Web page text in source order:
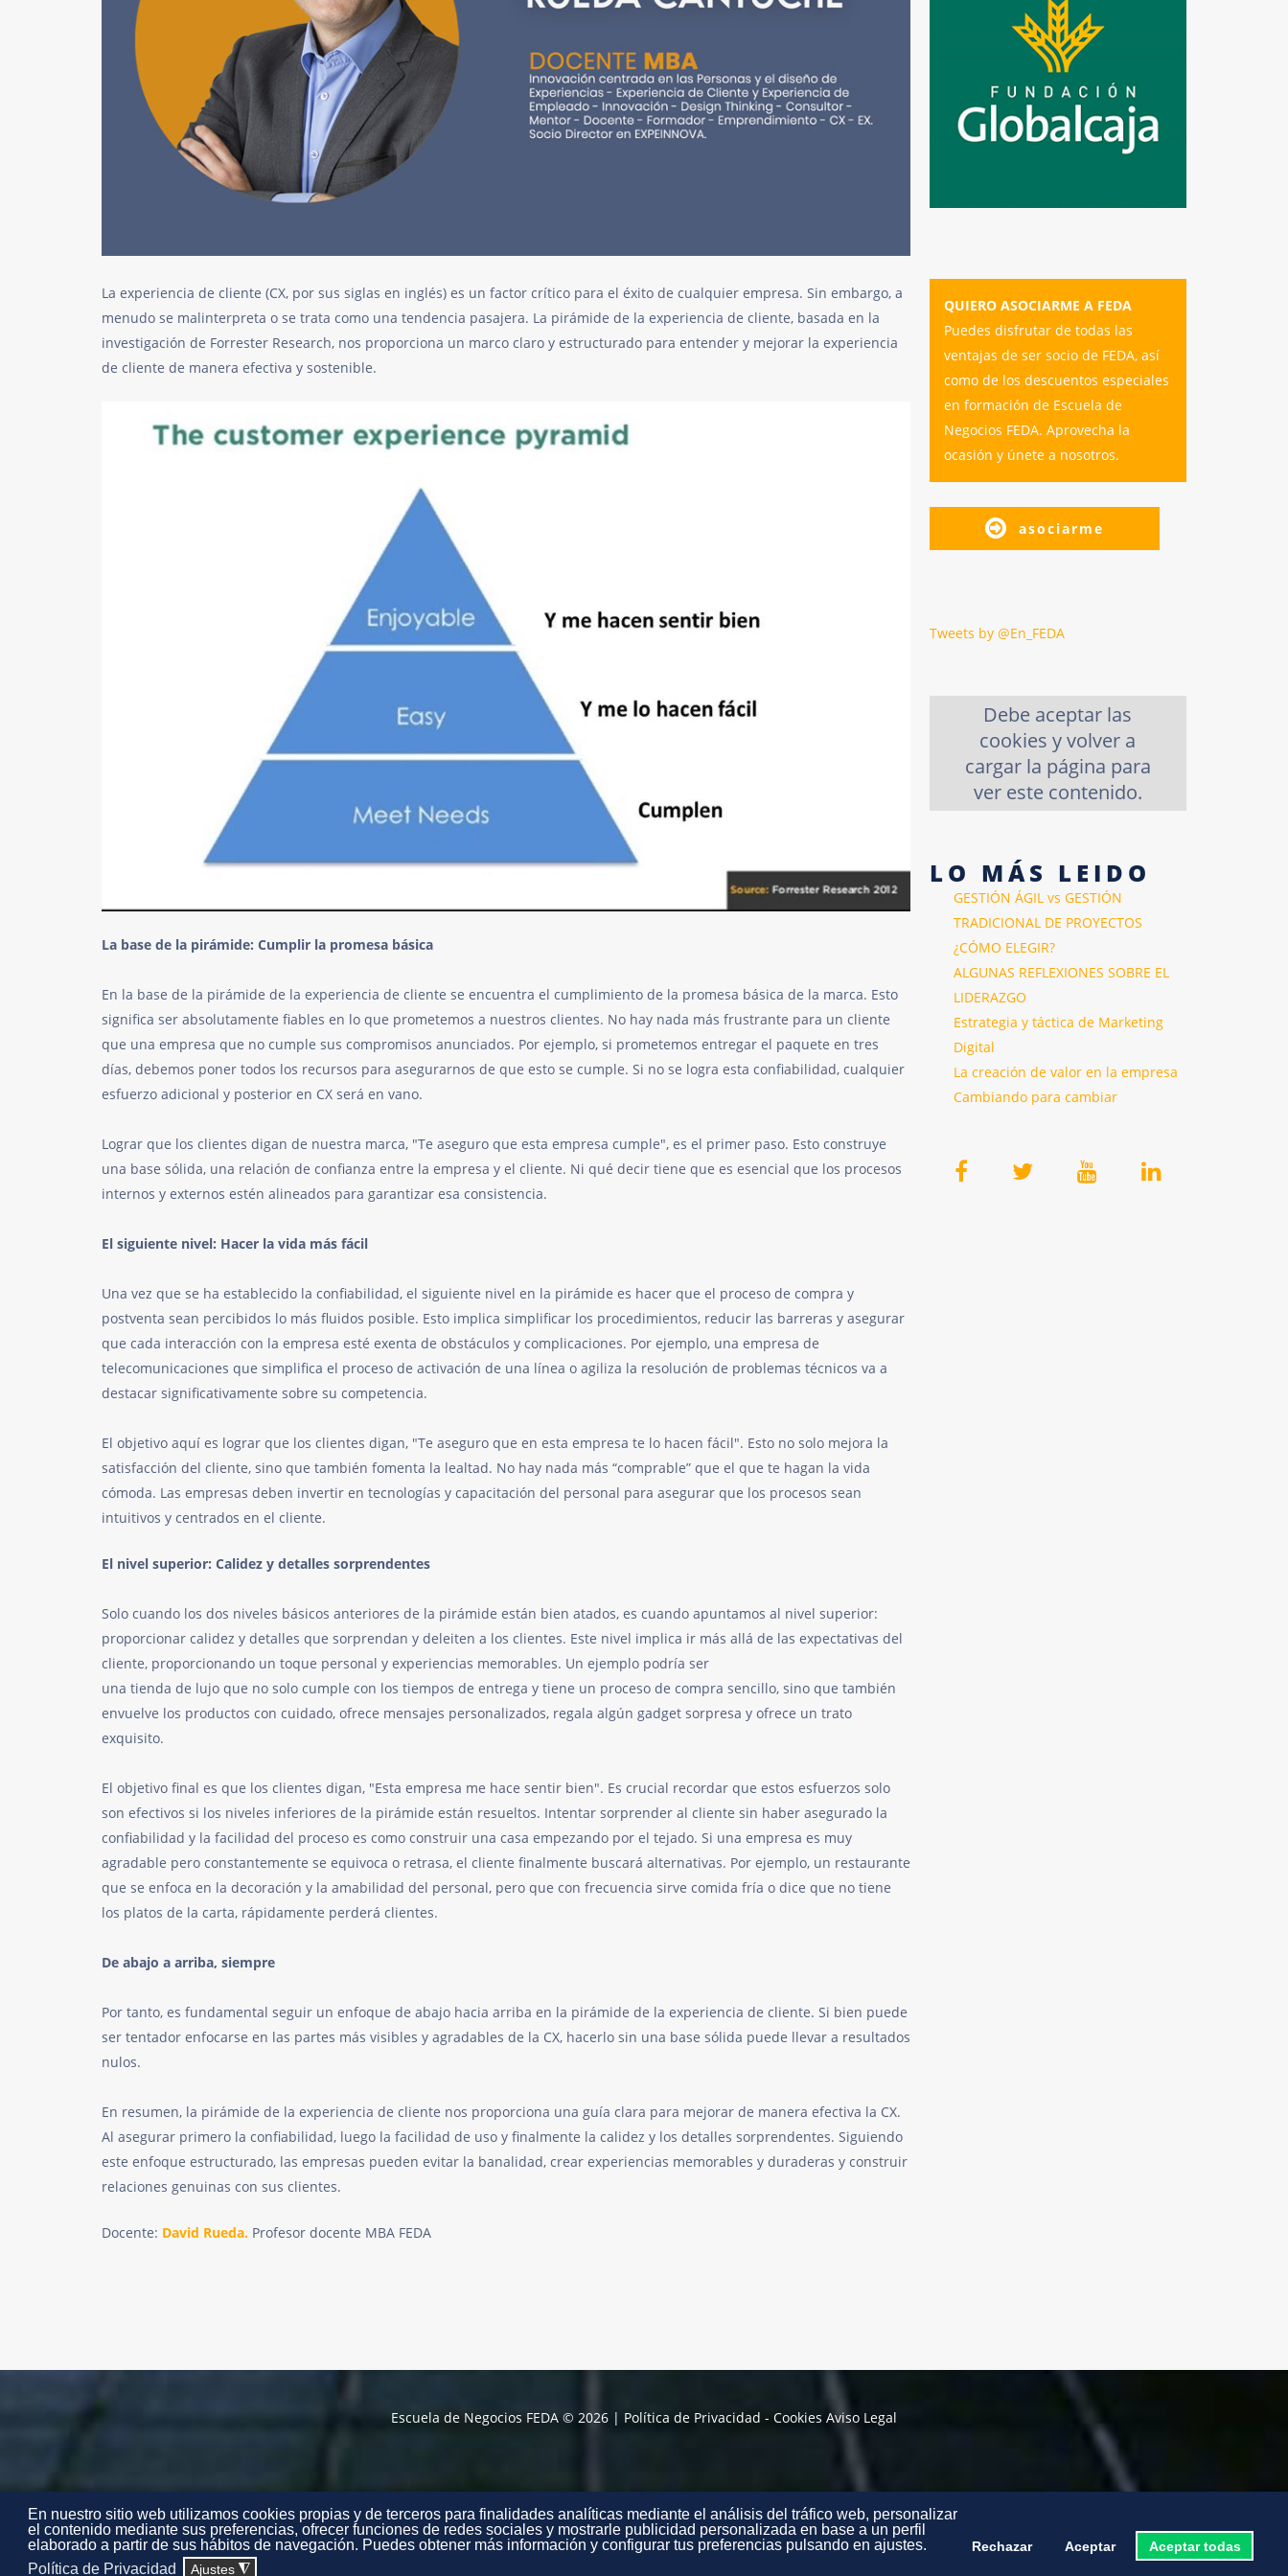
En nuestro sitio web utilizamos cookies propias y de terceros para finalidades analíticas mediante el análisis del tráfico web, personalizar
el contenido mediante sus preferencias, ofrecer funciones de redes sociales y mostrarle publicidad personalizada en base a un perfil
elaborado a partir de sus hábitos de navegación. Puedes obtener más información y configurar tus preferencias pulsando en ajustes.
Política de Privacidad
Ajustes ◮
Rechazar Aceptar Aceptar todas
La experiencia de cliente (CX, por sus siglas en inglés) es un factor crítico para el éxito de cualquier empresa. Sin embargo, a
menudo se malinterpreta o se trata como una tendencia pasajera. La pirámide de la experiencia de cliente, basada en la
investigación de Forrester Research, nos proporciona un marco claro y estructurado para entender y mejorar la experiencia
de cliente de manera efectiva y sostenible.
La base de la pirámide: Cumplir la promesa básica
En la base de la pirámide de la experiencia de cliente se encuentra el cumplimiento de la promesa básica de la marca. Esto
significa ser absolutamente fiables en lo que prometemos a nuestros clientes. No hay nada más frustrante para un cliente
que una empresa que no cumple sus compromisos anunciados. Por ejemplo, si prometemos entregar el paquete en tres
días, debemos poner todos los recursos para asegurarnos de que esto se cumple. Si no se logra esta confiabilidad, cualquier
esfuerzo adicional y posterior en CX será en vano.
Lograr que los clientes digan de nuestra marca, "Te aseguro que esta empresa cumple", es el primer paso. Esto construye
una base sólida, una relación de confianza entre la empresa y el cliente. Ni qué decir tiene que es esencial que los procesos
internos y externos estén alineados para garantizar esa consistencia.
El siguiente nivel: Hacer la vida más fácil
Una vez que se ha establecido la confiabilidad, el siguiente nivel en la pirámide es hacer que el proceso de compra y
postventa sean percibidos lo más fluidos posible. Esto implica simplificar los procedimientos, reducir las barreras y asegurar
que cada interacción con la empresa esté exenta de obstáculos y complicaciones. Por ejemplo, una empresa de
telecomunicaciones que simplifica el proceso de activación de una línea o agiliza la resolución de problemas técnicos va a
destacar significativamente sobre su competencia.
El objetivo aquí es lograr que los clientes digan, "Te aseguro que en esta empresa te lo hacen fácil". Esto no solo mejora la
satisfacción del cliente, sino que también fomenta la lealtad. No hay nada más “comprable” que el que te hagan la vida
cómoda. Las empresas deben invertir en tecnologías y capacitación del personal para asegurar que los procesos sean
intuitivos y centrados en el cliente.
El nivel superior: Calidez y detalles sorprendentes
Solo cuando los dos niveles básicos anteriores de la pirámide están bien atados, es cuando apuntamos al nivel superior:
proporcionar calidez y detalles que sorprendan y deleiten a los clientes. Este nivel implica ir más allá de las expectativas del
cliente, proporcionando un toque personal y experiencias memorables. Un ejemplo podría ser
una tienda de lujo que no solo cumple con los tiempos de entrega y tiene un proceso de compra sencillo, sino que también
envuelve los productos con cuidado, ofrece mensajes personalizados, regala algún gadget sorpresa y ofrece un trato
exquisito.
El objetivo final es que los clientes digan, "Esta empresa me hace sentir bien". Es crucial recordar que estos esfuerzos solo
son efectivos si los niveles inferiores de la pirámide están resueltos. Intentar sorprender al cliente sin haber asegurado la
confiabilidad y la facilidad del proceso es como construir una casa empezando por el tejado. Si una empresa es muy
agradable pero constantemente se equivoca o retrasa, el cliente finalmente buscará alternativas. Por ejemplo, un restaurante
que se enfoca en la decoración y la amabilidad del personal, pero que con frecuencia sirve comida fría o dice que no tiene
los platos de la carta, rápidamente perderá clientes.
De abajo a arriba, siempre
Por tanto, es fundamental seguir un enfoque de abajo hacia arriba en la pirámide de la experiencia de cliente. Si bien puede
ser tentador enfocarse en las partes más visibles y agradables de la CX, hacerlo sin una base sólida puede llevar a resultados
nulos.
En resumen, la pirámide de la experiencia de cliente nos proporciona una guía clara para mejorar de manera efectiva la CX.
Al asegurar primero la confiabilidad, luego la facilidad de uso y finalmente la calidez y los detalles sorprendentes. Siguiendo
este enfoque estructurado, las empresas pueden evitar la banalidad, crear experiencias memorables y duraderas y construir
relaciones genuinas con sus clientes.
Docente: David Rueda. Profesor docente MBA FEDA
QUIERO ASOCIARME A FEDA
Puedes disfrutar de todas las
ventajas de ser socio de FEDA, así
como de los descuentos especiales
en formación de Escuela de
Negocios FEDA. Aprovecha la
ocasión y únete a nosotros.
asociarme
Tweets by @En_FEDA
Debe aceptar las
cookies y volver a
cargar la página para
ver este contenido.
LO MÁS LEIDO
GESTIÓN ÁGIL vs GESTIÓN
TRADICIONAL DE PROYECTOS
¿CÓMO ELEGIR?
ALGUNAS REFLEXIONES SOBRE EL
LIDERAZGO
Estrategia y táctica de Marketing
Digital
La creación de valor en la empresa
Cambiando para cambiar
Escuela de Negocios FEDA © 2026 Política de Privacidad - Cookies Aviso Legal